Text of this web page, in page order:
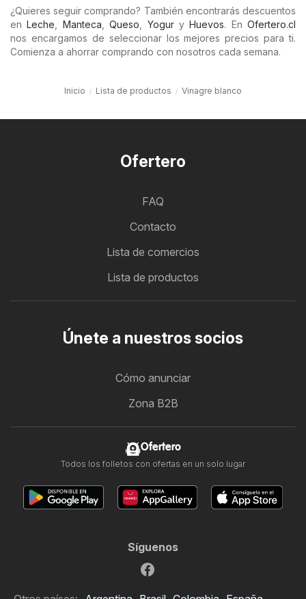
¿Quieres seguir comprando? También encontrarás descuentos
enLeche Manteca ,Queso YoguryHuevos. En Ofertero.cl
nos encargamos de seleccionar los mejores precios para ti.
Comienza a ahorrar comprando con nosotros cada semana.
Inicio Lista de productos Vinagre blanco
Ofertero
FAQ
Contacto
Lista de comercios
Lista de productos
Únete a nuestros socios
Cómo anunciar
Zona B2B
Ofertero
Todos los folletos con ofertas en un solo lugar
Síguenos